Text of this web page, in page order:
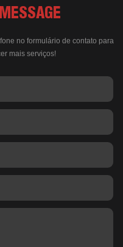
no formulário de contato para
mais serviços!